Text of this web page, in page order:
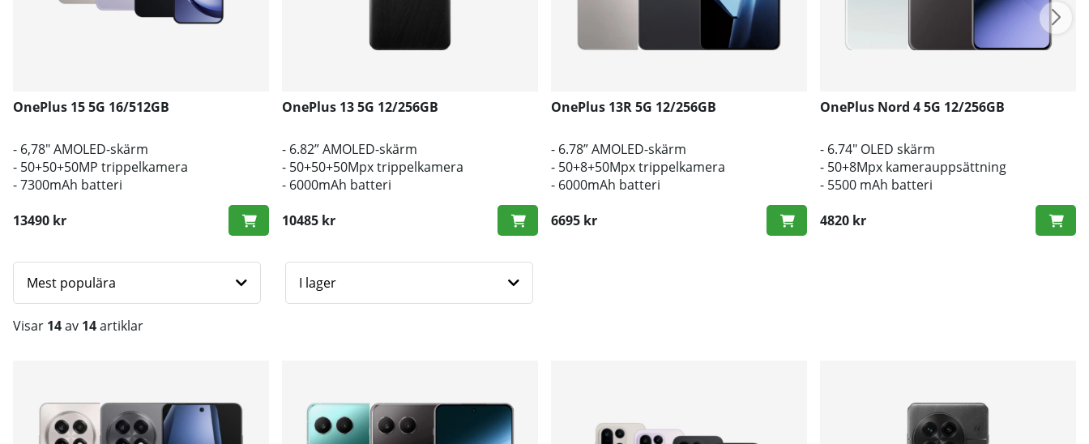
OnePlus 15 5G 16/512GB
- 6,78" AMOLED-skärm
- 50+50+50MP trippelkamera
- 7300mAh batteri
13490 kr
OnePlus 13 5G 12/256GB
- 6.82” AMOLED-skärm
- 50+50+50Mpx trippelkamera
- 6000mAh batteri
10485 kr
OnePlus 13R 5G 12/256GB
- 6.78” AMOLED-skärm
- 50+8+50Mpx trippelkamera
- 6000mAh batteri
6695 kr
OnePlus Nord 4 5G 12/256GB
- 6.74" OLED skärm
- 50+8Mpx kamerauppsättning
- 5500 mAh batteri
4820 kr
Mest populära I lager
Visar 14av 14artiklar